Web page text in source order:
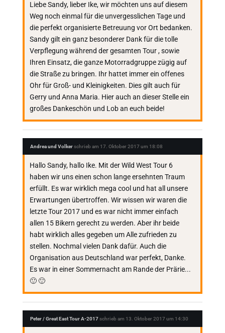
Liebe Sandy, lieber Ike, wir möchten uns auf diesem
Weg noch einmal für die unvergesslichen Tage und
die perfekt organisierte Betreuung vor Ort bedanken.
Sandy gilt ein ganz besonderer Dank für die tolle
Verpflegung während der gesamten Tour , sowie
Ihren Einsatz, die ganze Motorradgruppe zügig auf
die Straße zu bringen. Ihr hattet immer ein offenes
Ohr für Groß- und Kleinigkeiten. Dies gilt auch für
Gerry und Anna Maria. Hier auch an dieser Stelle ein
großes Dankeschön und Lob an euch beide!
Andrea und Volkerschrieb am 17. Oktober 2017 um 18:08
Hallo Sandy, hallo Ike. Mit der Wild West Tour 6
haben wir uns einen schon lange ersehnten Traum
erfüllt. Es war wirklich mega cool und hat all unsere
Erwartungen übertroffen. Wir wissen wir waren die
letzte Tour 2017 und es war nicht immer einfach
allen 15 Bikern gerecht zu werden. Aber ihr beide
habt wirklich alles gegeben um Alle zufrieden zu
stellen. Nochmal vielen Dank dafür. Auch die
Organisation aus Deutschland war perfekt, Danke.
Es war in einer Sommernacht am Rande der Prärie...
🙂 🙂
Peter / Great East Tour A-2017schrieb am 13. Oktober 2017 um 14:30